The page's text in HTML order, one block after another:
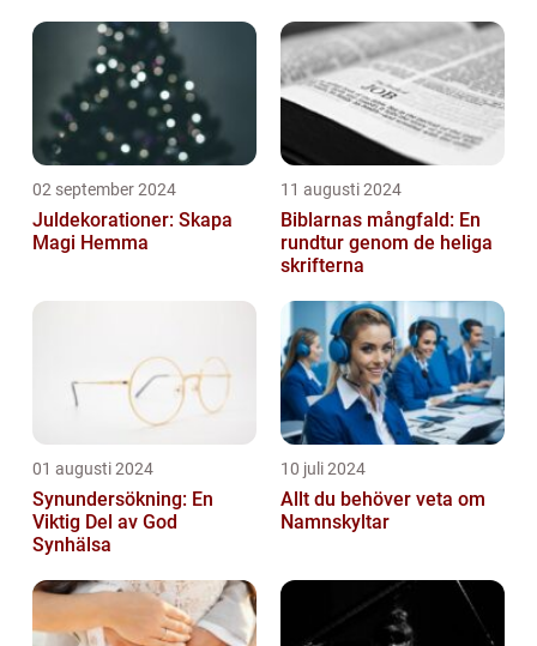
02 september 2024
Juldekorationer: Skapa
Magi Hemma
11 augusti 2024
Biblarnas mångfald: En
rundtur genom de heliga
skrifterna
01 augusti 2024
Synundersökning: En
Viktig Del av God
Synhälsa
10 juli 2024
Allt du behöver veta om
Namnskyltar